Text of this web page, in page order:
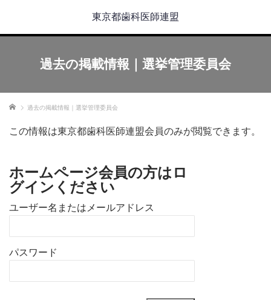
東京都歯科医師連盟
過去の掲載情報｜選挙管理委員会
ホーム 過去の掲載情報｜選挙管理委員会
この情報は東京都歯科医師連盟会員のみが閲覧できます。
ホームページ会員の方はロ
グインください
ユーザー名またはメールアドレス
パスワード